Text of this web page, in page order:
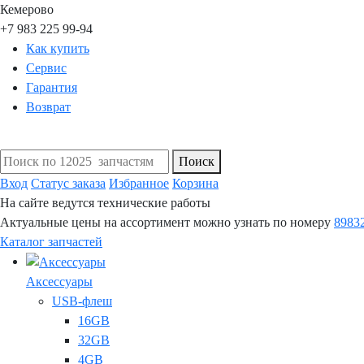
Кемерово
+7 983 225 99-94
Как купить
Сервис
Гарантия
Возврат
Поиск
Вход Статус заказа Избранное Корзина
На сайте ведутся технические работы
Актуальные цены на ассортимент можно узнать по номеру
Каталог запчастей
Аксессуары
USB-флеш
16GB
32GB
4GB